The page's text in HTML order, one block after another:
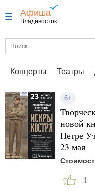
Афиша
Владивосток
Концерты Театры
6+
новой
Петре
23 мая
1